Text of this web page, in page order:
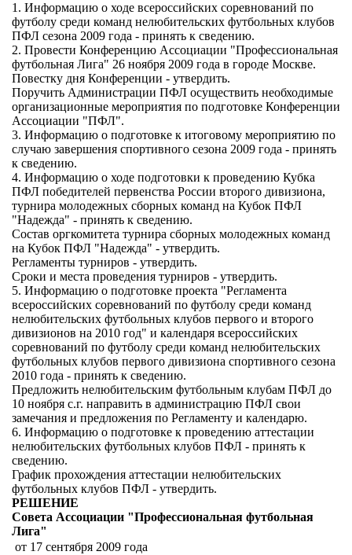
1. Информацию о ходе всероссийских соревнований по
футболу среди команд нелюбительских футбольных клубов
ПФЛ сезона 2009 года - принять к сведению.
2. Провести Конференцию Ассоциации "Профессиональная
футбольная Лига" 26 ноября 2009 года в городе Москве.
Повестку дня Конференции - утвердить.
Поручить Администрации ПФЛ осуществить необходимые
организационные мероприятия по подготовке Конференции
Ассоциации "ПФЛ".
3. Информацию о подготовке к итоговому мероприятию по
случаю завершения спортивного сезона 2009 года - принять
к сведению.
4. Информацию о ходе подготовки к проведению Кубка
ПФЛ победителей первенства России второго дивизиона,
турнира молодежных сборных команд на Кубок ПФЛ
"Надежда" - принять к сведению.
Состав оргкомитета турнира сборных молодежных команд
на Кубок ПФЛ "Надежда" - утвердить.
Регламенты турниров - утвердить.
Сроки и места проведения турниров - утвердить.
5. Информацию о подготовке проекта "Регламента
всероссийских соревнований по футболу среди команд
нелюбительских футбольных клубов первого и второго
дивизионов на 2010 год" и календаря всероссийских
соревнований по футболу среди команд нелюбительских
футбольных клубов первого дивизиона спортивного сезона
2010 года - принять к сведению.
Предложить нелюбительским футбольным клубам ПФЛ до
10 ноября с.г. направить в администрацию ПФЛ свои
замечания и предложения по Регламенту и календарю.
6. Информацию о подготовке к проведению аттестации
нелюбительских футбольных клубов ПФЛ - принять к
сведению.
График прохождения аттестации нелюбительских
футбольных клубов ПФЛ - утвердить.
РЕШЕНИЕ
Совета Ассоциации "Профессиональная футбольная
Лига"
от 17 сентября 2009 года